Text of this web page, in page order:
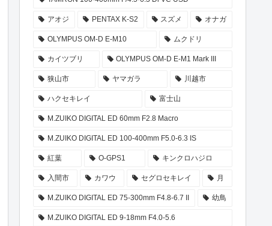
アオジ PENTAX K-S2 スズメ オナガ
OLYMPUS OM-D E-M10 ムクドリ
カイツブリ OLYMPUS OM-D E-M1 Mark III
狭山市 ヤマガラ 川越市
ハクセキレイ 富士山
M.ZUIKO DIGITAL ED 60mm F2.8 Macro
M.ZUIKO DIGITAL ED 100-400mm F5.0-6.3 IS
紅葉 O-GPS1 キンクロハジロ
入間市 カワウ セグロセキレイ 月
M.ZUIKO DIGITAL ED 75-300mm F4.8-6.7 II 幼鳥
M.ZUIKO DIGITAL ED 9-18mm F4.0-5.6